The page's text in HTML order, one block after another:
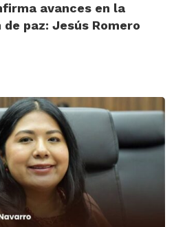
avances en la
paz: Jesús Romero